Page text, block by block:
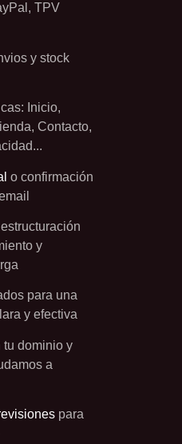
TPV
y stock
Inicio,
Contacto,
o confirmación
estructuración
y
para una
y efectiva
tu dominio y
a
para